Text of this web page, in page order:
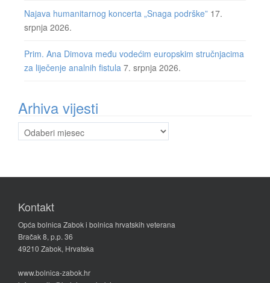
Najava humanitarnog koncerta „Snaga podrške” 17.
srpnja 2026.
Prim. Ana Dimova među vodećim europskim stručnjacima
za liječenje analnih fistula 7. srpnja 2026.
Arhiva vijesti
Arhiva
vijesti
Kontakt
Opća bolnica Zabok i bolnica hrvatskih veterana
Bračak 8, p.p. 36
49210 Zabok, Hrvatska
www.bolnica-zabok.hr